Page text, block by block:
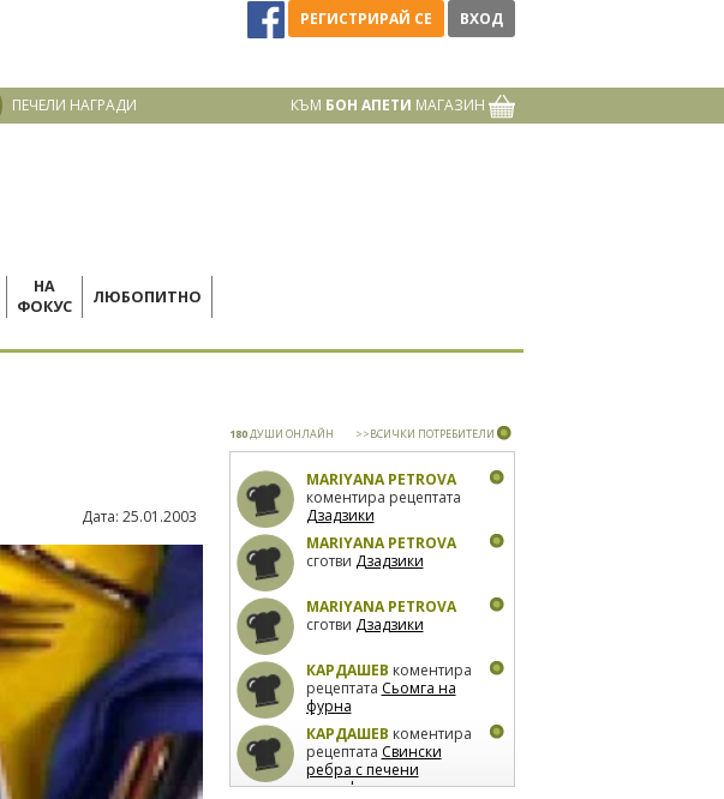
РЕГИСТРИРАЙ СЕ ВХОД
ПЕЧЕЛИ НАГРАДИ КЪМ БОН АПЕТИ МАГАЗИН
НА
ФОКУС
ЛЮБОПИТНО
Дата: 25.01.2003
180ДУШИ ОНЛАЙН >>ВСИЧКИ ПОТРЕБИТЕЛИ
MARIYANA PETROVA
коментира рецептата
Дзадзики
MARIYANA PETROVA
сготви Дзадзики
MARIYANA PETROVA
сготви Дзадзики
КАРДАШЕВ коментира
рецептата Сьомга на
фурна
КАРДАШЕВ коментира
рецептата Свински
ребра с печени
картофи